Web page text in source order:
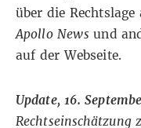
über die
Apollo News und
auf der Webseite.
Update, 16.
Rechtseinschätzung